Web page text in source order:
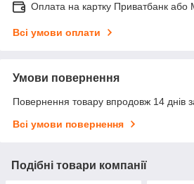
Оплата на картку Приватбанк або
Всі умови оплати
Умови повернення
Повернення товару впродовж 14 днів
Всі умови повернення
Подібні товари компанії